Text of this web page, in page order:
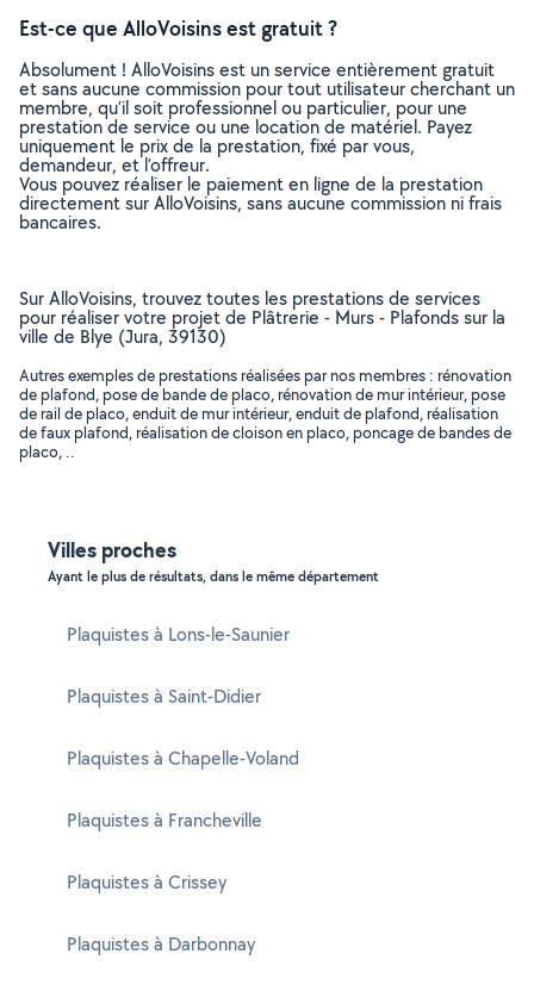
Est-ce que AlloVoisins est gratuit ?
Absolument ! AlloVoisins est un service entièrement gratuit
et sans aucune commission pour tout utilisateur cherchant un
membre, qu’il soit professionnel ou particulier, pour une
prestation de service ou une location de matériel. Payez
uniquement le prix de la prestation, fixé par vous,
demandeur, et l’offreur.
Vous pouvez réaliser le paiement en ligne de la prestation
directement sur AlloVoisins, sans aucune commission ni frais
bancaires.
Sur AlloVoisins, trouvez toutes les prestations de services
pour réaliser votre projet de Plâtrerie - Murs - Plafonds sur la
ville de Blye (Jura, 39130)
Autres exemples de prestations réalisées par nos membres : rénovation
de plafond, pose de bande de placo, rénovation de mur intérieur, pose
de rail de placo, enduit de mur intérieur, enduit de plafond, réalisation
de faux plafond, réalisation de cloison en placo, poncage de bandes de
placo, ..
Villes proches
Ayant le plus de résultats, dans le même département
Plaquistes à Lons-le-Saunier
Plaquistes à Saint-Didier
Plaquistes à Chapelle-Voland
Plaquistes à Francheville
Plaquistes à Crissey
Plaquistes à Darbonnay